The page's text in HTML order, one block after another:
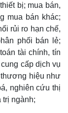
bị; mua bán,
mua bán khác;
rủi ro hạn chế,
phối bán lẻ;
tài chính, tín
cấp dịch vụ
hiệu như
nghiên cứu thị
ngành;